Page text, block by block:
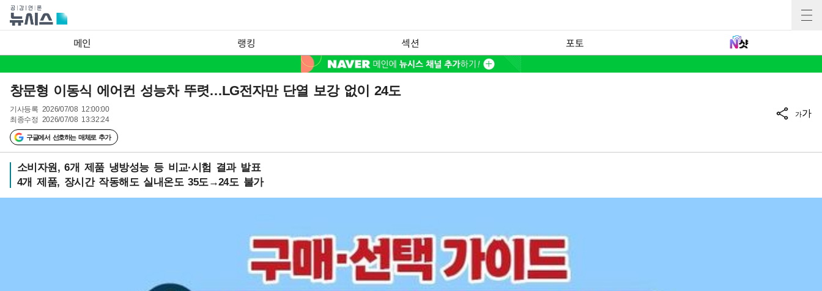
메인 랭킹 섹션 포토
창문형 이동식 에어컨 성능차 뚜렷…LG전자만 단열 보강 없이 24도
기사등록 2026/07/08 12:00:00
최종수정 2026/07/08 13:32:24
구글에서 선호하는 매체로 추가
가가
소비자원, 6개 제품 냉방성능 등 비교·시험 결과 발표
4개 제품, 장시간 작동해도 실내온도 35도→24도 불가